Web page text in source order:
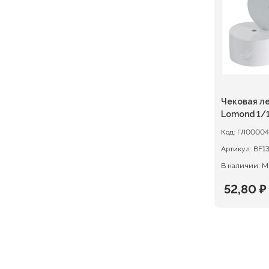
Чековая
Код:
Артикул:
В наличии:
52,80 ₽
Текущая